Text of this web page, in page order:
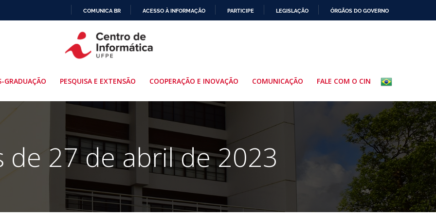
PARA
O
COMUNICA BR ACESSO À INFORMAÇÃO PARTICIPE LEGISLAÇÃO ÓRGÃOS DO GOVERNO
GRADUAÇÃO PESQUISA E EXTENSÃO COOPERAÇÃO E INOVAÇÃO COMUNICAÇÃO FALE COM O CIN
de 27 de abril de 2023